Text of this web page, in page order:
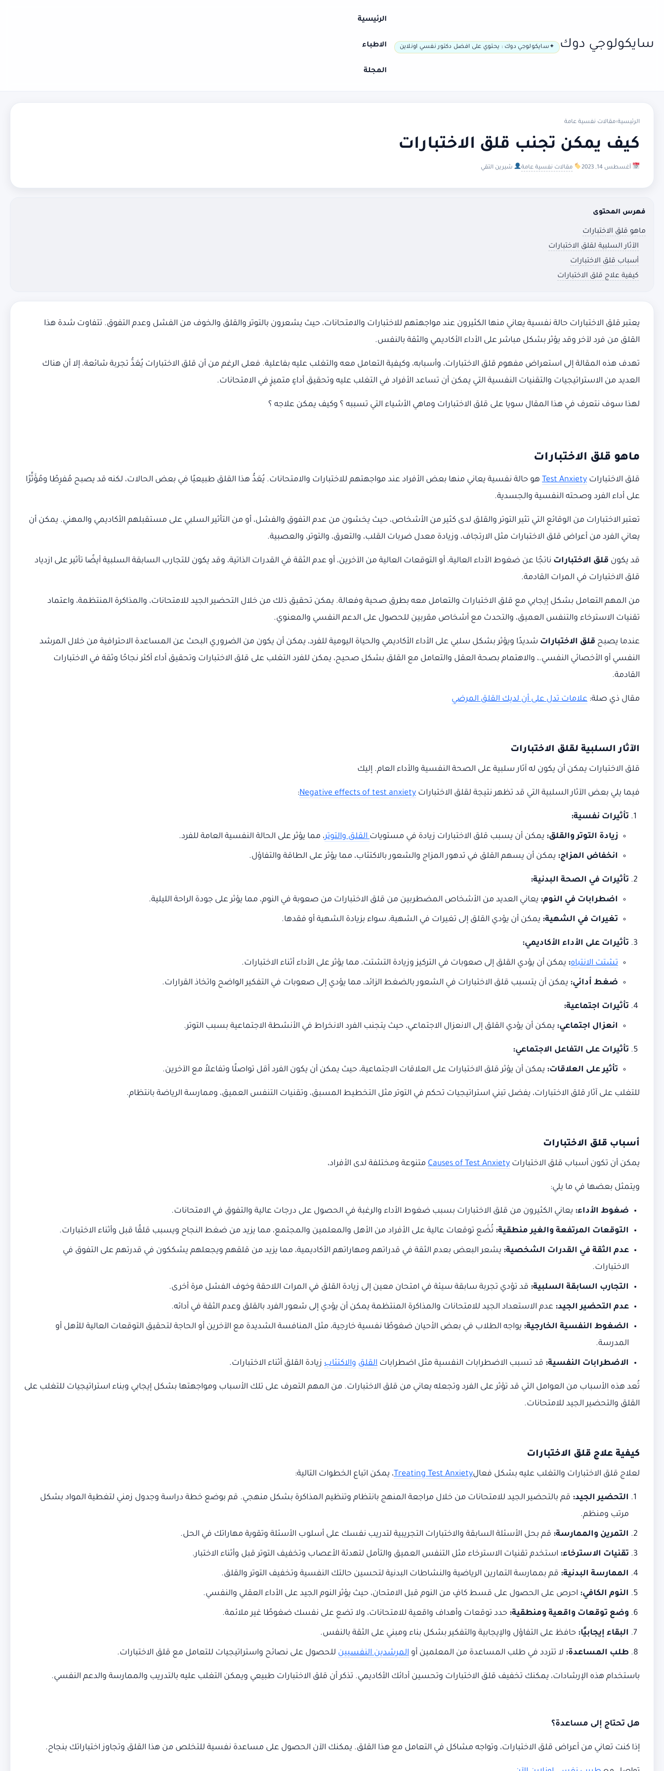
سايكولوجي دوك سايكولوجي دوك : يحتوي على افضل دكتور نفسي اونلاين
الرئيسية
الاطباء
المجلة
الرئيسية›مقالات نفسية عامة
كيف يمكن تجنب قلق الاختبارات
أغسطس 14, 2023 مقالات نفسية عامة شيرين التقي
فهرس المحتوى
ماهو قلق الاختبارات
الآثار السلبية لقلق الاختبارات
أسباب قلق الاختبارات
كيفية علاج قلق الاختبارات
يعتبر قلق الاختبارات حالة نفسية يعاني منها الكثيرون عند مواجهتهم للاختبارات والامتحانات، حيث يشعرون بالتوتر والقلق والخوف من الفشل وعدم التفوق. تتفاوت شدة هذا
القلق من فرد لآخر وقد يؤثر بشكل مباشر على الأداء الأكاديمي والثقة بالنفس.
تهدف هذه المقالة إلى استعراض مفهوم قلق الاختبارات، وأسبابه، وكيفية التعامل معه والتغلب عليه بفاعلية. فعلى الرغم من أن قلق الاختبارات يُعَدُّ تجربة شائعة، إلا أن هناك
العديد من الاستراتيجيات والتقنيات النفسية التي يمكن أن تساعد الأفراد في التغلب عليه وتحقيق أداءٍ متميزٍ في الامتحانات.
لهذا سوف نتعرف في هذا المقال سويا على قلق الاختبارات وماهي الأشياء التي تسببه ؟ وكيف يمكن علاجه ؟
ماهو قلق الاختبارات
قلق الاختبارات Test Anxiety هو حالة نفسية يعاني منها بعض الأفراد عند مواجهتهم للاختبارات والامتحانات. يُعَدُّ هذا القلق طبيعيًا في بعض الحالات، لكنه قد يصبح مُفرِطًا ومُؤَثِّرًا
على أداء الفرد وصحته النفسية والجسدية.
تعتبر الاختبارات من الوقائع التي تثير التوتر والقلق لدى كثير من الأشخاص، حيث يخشون من عدم التفوق والفشل، أو من التأثير السلبي على مستقبلهم الأكاديمي والمهني. يمكن أن
يعاني الفرد من أعراض قلق الاختبارات مثل الارتجاف، وزيادة معدل ضربات القلب، والتعرق، والتوتر، والعصبية.
قد يكون قلق الاختبارات ناتجًا عن ضغوط الأداء العالية، أو التوقعات العالية من الآخرين، أو عدم الثقة في القدرات الذاتية، وقد يكون للتجارب السابقة السلبية أيضًا تأثير على ازدياد
قلق الاختبارات في المرات القادمة.
من المهم التعامل بشكل إيجابي مع قلق الاختبارات والتعامل معه بطرق صحية وفعالة. يمكن تحقيق ذلك من خلال التحضير الجيد للامتحانات، والمذاكرة المنتظمة، واعتماد
تقنيات الاسترخاء والتنفس العميق، والتحدث مع أشخاص مقربين للحصول على الدعم النفسي والمعنوي.
عندما يصبح قلق الاختبارات شديدًا ويؤثر بشكل سلبي على الأداء الأكاديمي والحياة اليومية للفرد، يمكن أن يكون من الضروري البحث عن المساعدة الاحترافية من خلال المرشد
النفسي أو الأخصائي النفسي.، والاهتمام بصحة العقل والتعامل مع القلق بشكل صحيح، يمكن للفرد التغلب على قلق الاختبارات وتحقيق أداء أكثر نجاحًا وثقة في الاختبارات
القادمة.
مقال ذي صلة: علامات تدل على أن لديك القلق المرضي
الآثار السلبية لقلق الاختبارات
قلق الاختبارات يمكن أن يكون له آثار سلبية على الصحة النفسية والأداء العام. إليك
فيما يلي بعض الآثار السلبية التي قد تظهر نتيجة لقلق الاختبارات Negative effects of test anxiety
:
تأثيرات نفسية:
زيادة التوتر والقلق: يمكن أن يسبب قلق الاختبارات زيادة في مستوياتالقلق والتوتر، مما يؤثر على الحالة النفسية العامة للفرد.
انخفاض المزاج: يمكن أن يسهم القلق في تدهور المزاج والشعور بالاكتئاب، مما يؤثر على الطاقة والتفاؤل.
تأثيرات في الصحة البدنية:
اضطرابات في النوم: يعاني العديد من الأشخاص المضطربين من قلق الاختبارات من صعوبة في النوم، مما يؤثر على جودة الراحة الليلية.
تغيرات في الشهية: يمكن أن يؤدي القلق إلى تغيرات في الشهية، سواء بزيادة الشهية أو فقدها.
تأثيرات على الأداء الأكاديمي:
تشتت الانتباه: يمكن أن يؤدي القلق إلى صعوبات في التركيز وزيادة التشتت، مما يؤثر على الأداء أثناء الاختبارات.
ضغط أدائي: يمكن أن يتسبب قلق الاختبارات في الشعور بالضغط الزائد، مما يؤدي إلى صعوبات في التفكير الواضح واتخاذ القرارات.
تأثيرات اجتماعية:
انعزال اجتماعي: يمكن أن يؤدي القلق إلى الانعزال الاجتماعي، حيث يتجنب الفرد الانخراط في الأنشطة الاجتماعية بسبب التوتر.
تأثيرات على التفاعل الاجتماعي:
تأثير على العلاقات: يمكن أن يؤثر قلق الاختبارات على العلاقات الاجتماعية، حيث يمكن أن يكون الفرد أقل تواصلًا وتفاعلاً مع الآخرين.
للتغلب على آثار قلق الاختبارات، يفضل تبني استراتيجيات تحكم في التوتر مثل التخطيط المسبق، وتقنيات التنفس العميق، وممارسة الرياضة بانتظام.
أسباب قلق الاختبارات
يمكن أن تكون أسباب قلق الاختبارات Causes of Test Anxiety متنوعة ومختلفة لدى الأفراد،
ويتمثل بعضها في ما يلي:
ضغوط الأداء: يعاني الكثيرون من قلق الاختبارات بسبب ضغوط الأداء والرغبة في الحصول على درجات عالية والتفوق في الامتحانات.
التوقعات المرتفعة والغير منطقية: تُضَع توقعات عالية على الأفراد من الأهل والمعلمين والمجتمع، مما يزيد من ضغط النجاح ويسبب قلقًا قبل وأثناء الاختبارات.
عدم الثقة في القدرات الشخصية: يشعر البعض بعدم الثقة في قدراتهم ومهاراتهم الأكاديمية، مما يزيد من قلقهم ويجعلهم يشككون في قدرتهم على التفوق في
الاختبارات.
التجارب السابقة السلبية: قد تؤدي تجربة سابقة سيئة في امتحان معين إلى زيادة القلق في المرات اللاحقة وخوف الفشل مرة أخرى.
عدم التحضير الجيد: عدم الاستعداد الجيد للامتحانات والمذاكرة المنتظمة يمكن أن يؤدي إلى شعور الفرد بالقلق وعدم الثقة في أدائه.
الضغوط النفسية الخارجية: يواجه الطلاب في بعض الأحيان ضغوطًا نفسية خارجية، مثل المنافسة الشديدة مع الآخرين أو الحاجة لتحقيق التوقعات العالية للأهل أو
المدرسة.
الاضطرابات النفسية: قد تسبب الاضطرابات النفسية مثل اضطرابات القلق والاكتئاب زيادة القلق أثناء الاختبارات.
تُعد هذه الأسباب من العوامل التي قد تؤثر على الفرد وتجعله يعاني من قلق الاختبارات. من المهم التعرف على تلك الأسباب ومواجهتها بشكل إيجابي وبناء استراتيجيات للتغلب على
القلق والتحضير الجيد للامتحانات.
كيفية علاج قلق الاختبارات
لعلاج قلق الاختبارات والتغلب عليه بشكل فعالTreating Test Anxiety، يمكن اتباع الخطوات التالية:
التحضير الجيد: قم بالتحضير الجيد للامتحانات من خلال مراجعة المنهج بانتظام وتنظيم المذاكرة بشكل منهجي. قم بوضع خطة دراسة وجدول زمني لتغطية المواد بشكل
مرتب ومنظم.
التمرين والممارسة: قم بحل الأسئلة السابقة والاختبارات التجريبية لتدريب نفسك على أسلوب الأسئلة وتقوية مهاراتك في الحل.
تقنيات الاسترخاء: استخدم تقنيات الاسترخاء مثل التنفس العميق والتأمل لتهدئة الأعصاب وتخفيف التوتر قبل وأثناء الاختبار.
الممارسة البدنية: قم بممارسة التمارين الرياضية والنشاطات البدنية لتحسين حالتك النفسية وتخفيف التوتر والقلق.
النوم الكافي: احرص على الحصول على قسط كافٍ من النوم قبل الامتحان، حيث يؤثر النوم الجيد على الأداء العقلي والنفسي.
وضع توقعات واقعية ومنطقية: حدد توقعات وأهداف واقعية للامتحانات، ولا تضع على نفسك ضغوطًا غير ملائمة.
البقاء إيجابيًا: حافظ على التفاؤل والإيجابية والتفكير بشكل بناء ومبني على الثقة بالنفس.
طلب المساعدة: لا تتردد في طلب المساعدة من المعلمين أو المرشدين النفسيين للحصول على نصائح واستراتيجيات للتعامل مع قلق الاختبارات.
باستخدام هذه الإرشادات، يمكنك تخفيف قلق الاختبارات وتحسين أدائك الأكاديمي. تذكر أن قلق الاختبارات طبيعي ويمكن التغلب عليه بالتدريب والممارسة والدعم النفسي.
هل تحتاج إلى مساعدة؟
إذا كنت تعاني من أعراض قلق الاختبارات، وتواجه مشاكل في التعامل مع هذا القلق. يمكنك الآن الحصول على مساعدة نفسية للتخلص من هذا القلق وتجاوز اختباراتك بنجاح.